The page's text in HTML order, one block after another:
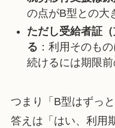
の点がB型との大
ただし受給者証
る ：利用そのも
続けるには期限前
つまり「B型はずっ
答えは「はい、利用